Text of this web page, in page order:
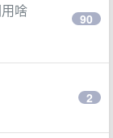
啥
90
2